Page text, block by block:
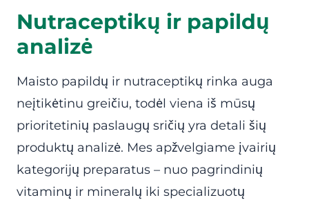
Nutraceptikų ir papildų
analizė
Maisto papildų ir nutraceptikų rinka auga
neįtikėtinu greičiu, todėl viena iš mūsų
prioritetinių paslaugų sričių yra detali šių
produktų analizė. Mes apžvelgiame įvairių
kategorijų preparatus – nuo pagrindinių
vitaminų ir mineralų iki specializuotų